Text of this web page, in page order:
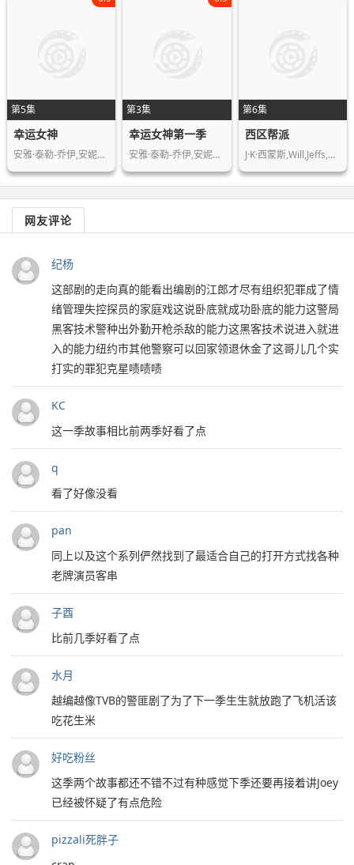
第5集
幸运女神
安雅·泰勒-乔伊,安妮特·贝宁,蒂莫西…
第3集
幸运女神第一季
安雅·泰勒-乔伊,安妮特·贝宁,蒂莫西…
第6集
西区帮派
J·K·西蒙斯,Will,Jeffs,罗恩·米德…
网友评论
纪杨
这部剧的走向真的能看出编剧的江郎才尽有组织犯罪成了情
绪管理失控探员的家庭戏这说卧底就成功卧底的能力这警局
黑客技术警种出外勤开枪杀敌的能力这黑客技术说进入就进
入的能力纽约市其他警察可以回家领退休金了这哥儿几个实
打实的罪犯克星啧啧啧
KC
这一季故事相比前两季好看了点
q
看了好像没看
pan
同上以及这个系列俨然找到了最适合自己的打开方式找各种
老牌演员客串
子酉
比前几季好看了点
水月
越编越像TVB的警匪剧了为了下一季生生就放跑了飞机活该
吃花生米
好吃粉丝
这季两个故事都还不错不过有种感觉下季还要再接着讲Joey
已经被怀疑了有点危险
pizzali死胖子